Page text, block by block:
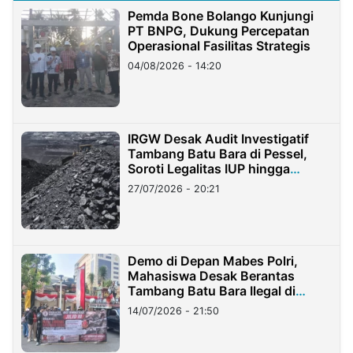
Pemda Bone Bolango Kunjungi
PT BNPG, Dukung Percepatan
Operasional Fasilitas Strategis
04/08/2026 - 14:20
IRGW Desak Audit Investigatif
Tambang Batu Bara di Pessel,
Soroti Legalitas IUP hingga
Stockpile
27/07/2026 - 20:21
Demo di Depan Mabes Polri,
Mahasiswa Desak Berantas
Tambang Batu Bara Ilegal di
Lampung
14/07/2026 - 21:50